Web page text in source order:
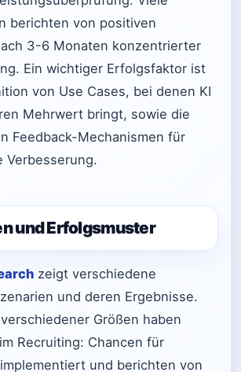
berichten von positiven
3-6 Monaten konzentrierter
Ein wichtiger Erfolgsfaktor ist
von Use Cases, bei denen KI
Mehrwert bringt, sowie die
Feedback-Mechanismen für
Verbesserung.
und Erfolgsmuster
zeigt verschiedene
und deren Ergebnisse.
Größen haben
Recruiting: Chancen für
und berichten von